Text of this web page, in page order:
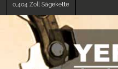
0,404 Zoll Sägekette